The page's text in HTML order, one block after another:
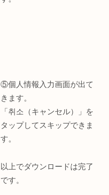
⑤個人情報入力画面が出て
きます。
「취소（キャンセル）」を
タップしてスキップできま
す。
以上でダウンロードは完了
です。